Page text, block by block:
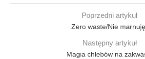
Poprzedni artykuł
Zero waste/Nie
Następny artykuł
Magia chlebów na